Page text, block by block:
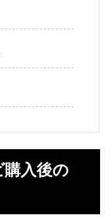
購入後の